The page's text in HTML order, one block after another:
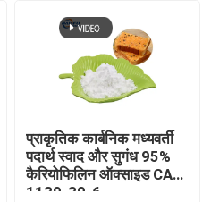
प्राकृतिक कार्बनिक मध्यवर्ती
पदार्थ स्वाद और सुगंध 95%
कैरियोफिलिन ऑक्साइड CAS
1139-30-6